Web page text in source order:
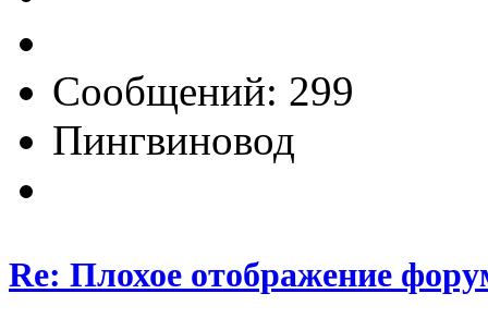
Сообщений: 299
Пингвиновод
Re: Плохое отображение